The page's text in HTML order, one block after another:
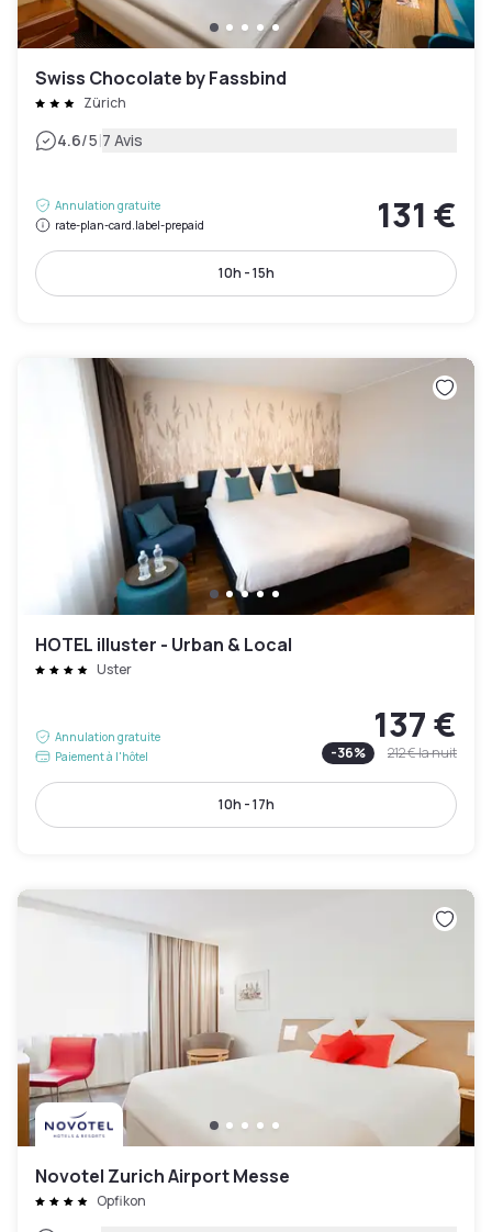
Swiss Chocolate by Fassbind
Zürich
4.6/5|7 Avis
Annulation gratuite
rate-plan-card.label-prepaid
131 €
10h - 15h
HOTEL illuster - Urban & Local
Uster
Annulation gratuite
Paiement à l'hôtel
137 €
-36% 212 €la nuit
10h - 17h
Novotel Zurich Airport Messe
Opfikon